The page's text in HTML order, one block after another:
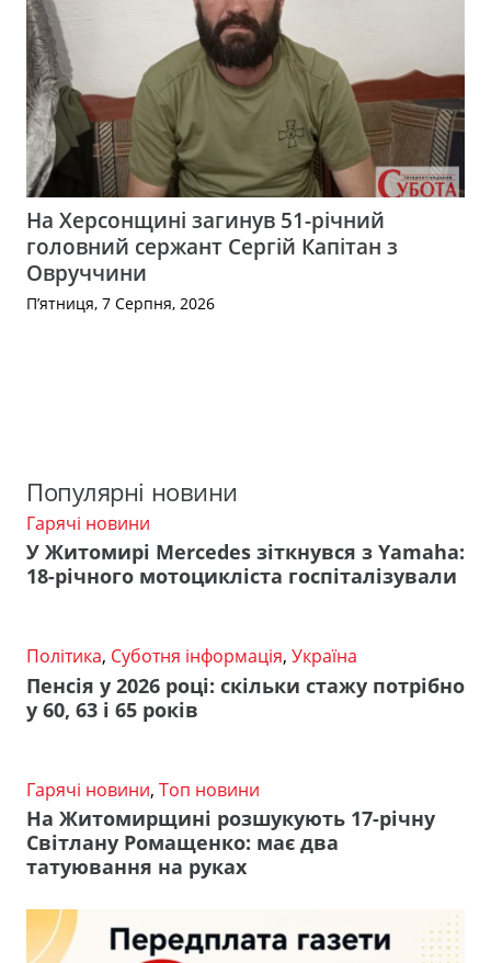
На Херсонщині загинув 51-річний
головний сержант Сергій Капітан з
Овруччини
П’ятниця, 7 Серпня, 2026
Популярні новини
Гарячі новини
У Житомирі Mercedes зіткнувся з Yamaha:
18-річного мотоцикліста госпіталізували
Політика, Суботня інформація, Україна
Пенсія у 2026 році: скільки стажу потрібно
у 60, 63 і 65 років
Гарячі новини, Топ новини
На Житомирщині розшукують 17-річну
Світлану Ромащенко: має два
татуювання на руках